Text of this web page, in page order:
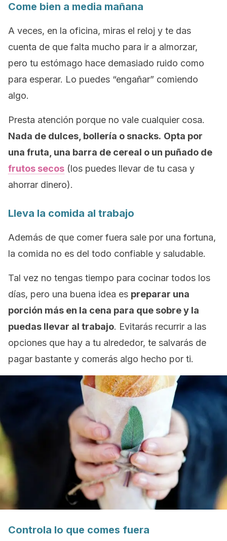
Come bien a media mañana
A veces, en la oficina, miras el reloj y te das
cuenta de que falta mucho para ir a almorzar,
pero tu estómago hace demasiado ruido como
para esperar. Lo puedes “engañar” comiendo
algo.
Presta atención porque no vale cualquier cosa.
Nada de dulces, bollería o snacks. Opta por
una fruta, una barra de cereal o un puñado de
frutos secos (los puedes llevar de tu casa y
ahorrar dinero).
Lleva la comida al trabajo
Además de que comer fuera sale por una fortuna,
la comida no es del todo confiable y saludable.
Tal vez no tengas tiempo para cocinar todos los
días, pero una buena idea es preparar una
porción más en la cena para que sobre y la
puedas llevar al trabajo. Evitarás recurrir a las
opciones que hay a tu alrededor, te salvarás de
pagar bastante y comerás algo hecho por ti.
Controla lo que comes fuera